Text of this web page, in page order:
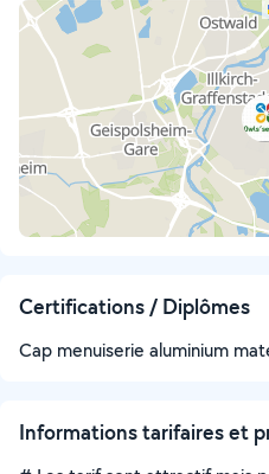
Certifications / Diplômes
Cap menuiserie aluminium
Informations tarifaires et